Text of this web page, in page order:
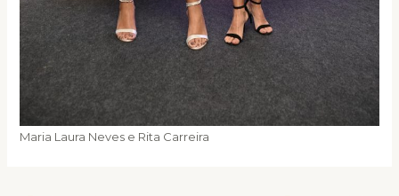
Maria Laura Neves e Rita Carreira